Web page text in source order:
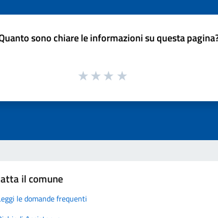
sono chiare le informazioni su questa
il comune
le domande frequenti